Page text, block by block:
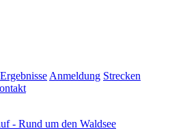
Ergebnisse Anmeldung Strecken
- Rund um den Waldsee